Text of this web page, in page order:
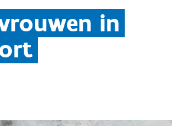
in